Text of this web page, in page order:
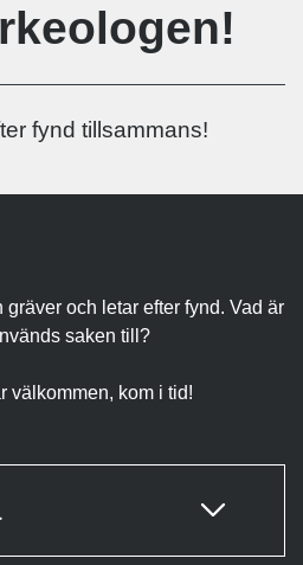
fynd tillsammans!
och letar efter fynd. Vad är
saken till?
välkommen, kom i tid!